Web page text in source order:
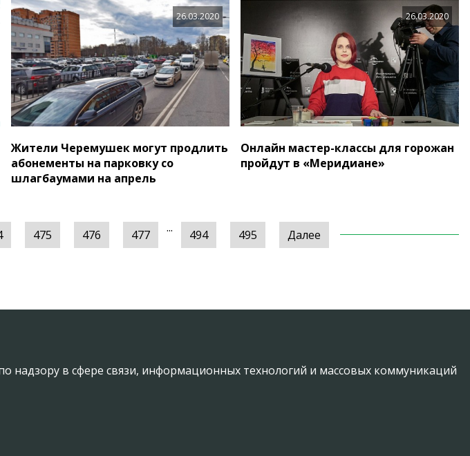
26.03.2020
Жители Черемушек могут продлить
абонементы на парковку со
шлагбаумами на апрель
26.03.2020
Онлайн мастер-классы для горожан
пройдут в «Меридиане»
475 476 477 ... 494 495 Далее
надзору в сфере связи, информационных технологий и массовых коммуникаций